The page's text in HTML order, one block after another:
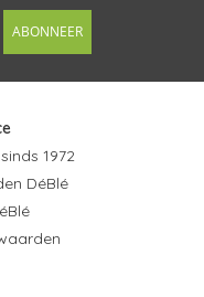
ABONNEER
1972
DéBlé